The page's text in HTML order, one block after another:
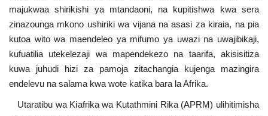
majukwaa shirikishi ya mtandaoni, na kupitishwa kwa sera
zinazounga mkono ushiriki wa vijana na asasi za kiraia, na pia
kutoa wito wa maendeleo ya mifumo ya uwazi na uwajibikaji,
kufuatilia utekelezaji wa mapendekezo na taarifa, akisisitiza
kuwa juhudi hizi za pamoja zitachangia kujenga mazingira
endelevu na salama kwa wote katika bara la Afrika.
Utaratibu wa Kiafrika wa Kutathmini Rika (APRM) ulihitimisha